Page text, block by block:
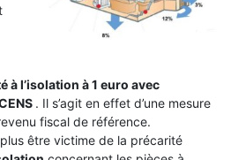
à l’isolation à 1 euro avec
. Il s’agit en effet d’une mesure
fiscal de référence.
être victime de la précarité